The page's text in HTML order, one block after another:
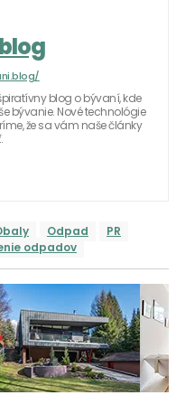
blog o bývaní, kde
bývanie. Nové technológie
že sa vám naše články
Odpad
PR
odpadov